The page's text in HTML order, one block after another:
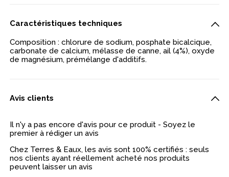
Caractéristiques techniques
Composition : chlorure de sodium, posphate bicalcique,
carbonate de calcium, mélasse de canne, ail (4%), oxyde
de magnésium, prémélange d'additifs.
Avis clients
Il n'y a pas encore d'avis pour ce produit - Soyez le
premier à rédiger un avis
Chez Terres & Eaux, les avis sont 100% certifiés : seuls
nos clients ayant réellement acheté nos produits
peuvent laisser un avis